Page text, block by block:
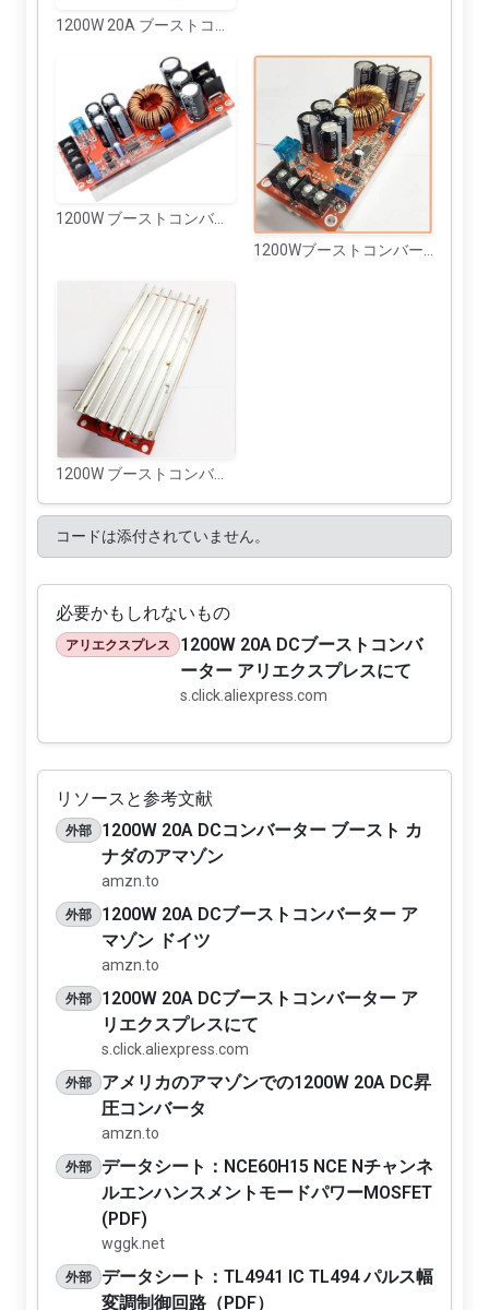
1200W ブーストコンバーター -1
1200W ブーストコンバーター -3
コードは添付されていません。
必要かもしれないもの
アリエクスプレス
1200W 20A DCブーストコンバ
ーター アリエクスプレスにて
s.click.aliexpress.com
リソースと参考文献
外部
1200W 20A DCコンバーター ブースト カ
ナダのアマゾン
amzn.to
外部
1200W 20A DCブーストコンバーター ア
マゾン ドイツ
amzn.to
外部
1200W 20A DCブーストコンバーター ア
リエクスプレスにて
s.click.aliexpress.com
外部
アメリカのアマゾンでの1200W 20A DC昇
圧コンバータ
amzn.to
外部
データシート：NCE60H15 NCE Nチャンネ
ルエンハンスメントモードパワーMOSFET
(PDF)
wggk.net
外部
データシート：TL4941 IC TL494 パルス幅
変調制御回路（PDF）